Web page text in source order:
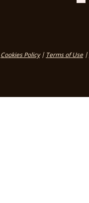
Cookies Policy| Terms of Use|